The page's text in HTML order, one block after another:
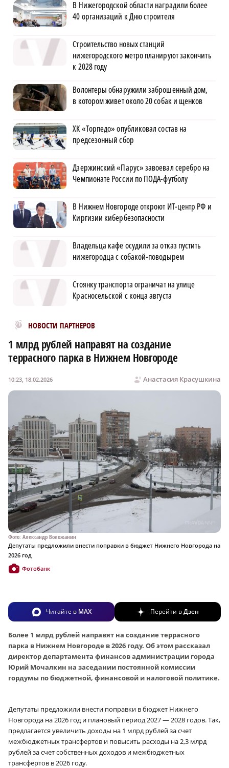
В Нижегородской области наградили более
40 организаций к Дню строителя
Строительство новых станций
нижегородского метро планируют закончить
к 2028 году
Волонтеры обнаружили заброшенный дом,
в котором живет около 20 собак и щенков
ХК «Торпедо» опубликовал состав на
предсезонный сбор
Дзержинский «Парус» завоевал серебро на
Чемпионате России по ПОДА-футболу
В Нижнем Новгороде откроют ИТ-центр РФ и
Киргизии кибербезопасности
Владельца кафе осудили за отказ пустить
нижегородца с собакой-поводырем
Стоянку транспорта ограничат на улице
Красносельской с конца августа
НОВОСТИ ПАРТНЕРОВ
Новости МирТесен
1 млрд рублей направят на создание
террасного парка в Нижнем Новгороде
Анастасия Красушкина
10:23, 18.02.2026
Фото: Александр Воложанин
Депутаты предложили внести поправки в бюджет Нижнего Новгорода на
2026 год
Фотобанк
Читайте в MAX Перейти вДзен
Более 1 млрд рублей направят на создание террасного
парка в Нижнем Новгороде в 2026 году. Об этом рассказал
директор департамента финансов администрации города
Юрий Мочалкин на заседании постоянной комиссии
гордумы по бюджетной, финансовой и налоговой политике.
Депутаты предложили внести поправки в бюджет Нижнего
Новгорода на 2026 год и плановый период 2027 — 2028 годов. Так,
предлагается увеличить доходы на 1 млрд рублей за счет
межбюджетных трансфертов и повысить расходы на 2,3 млрд
рублей за счет собственных доходов и межбюджетных
трансфертов в 2026 году.